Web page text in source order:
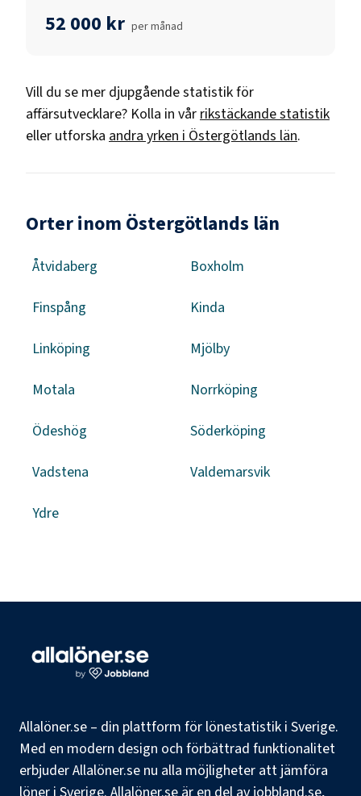
52 000 kr per månad
Vill du se mer djupgående statistik för
affärsutvecklare? Kolla in vår rikstäckande statistik
eller utforska andra yrken i Östergötlands län.
Orter inom Östergötlands län
Åtvidaberg Boxholm
Finspång Kinda
Linköping Mjölby
Motala Norrköping
Ödeshög Söderköping
Vadstena Valdemarsvik
Ydre
Allalöner.se – din plattform för lönestatistik i Sverige.
Med en modern design och förbättrad funktionalitet
erbjuder Allalöner.se nu alla möjligheter att jämföra